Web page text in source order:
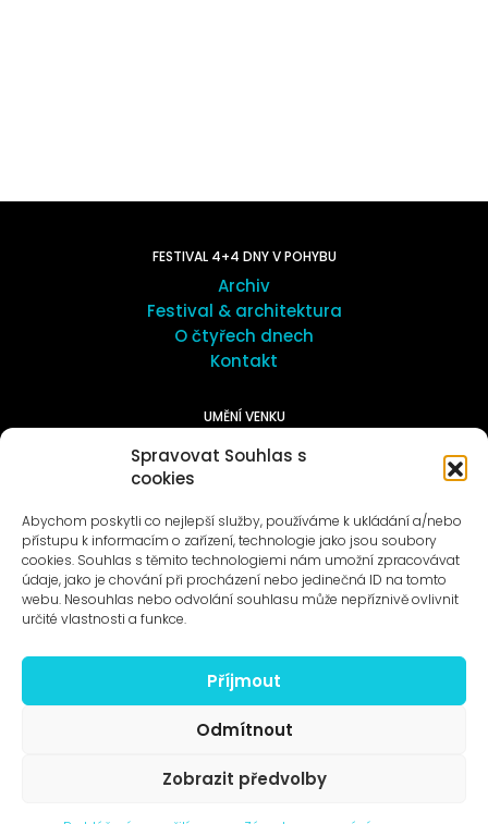
Spravovat Souhlas s
cookies
Abychom poskytli co nejlepší služby, používáme k ukládání a/nebo
přístupu k informacím o zařízení, technologie jako jsou soubory
cookies. Souhlas s těmito technologiemi nám umožní zpracovávat
údaje, jako je chování při procházení nebo jedinečná ID na tomto
webu. Nesouhlas nebo odvolání souhlasu může nepříznivě ovlivnit
určité vlastnosti a funkce.
Příjmout
Odmítnout
Zobrazit předvolby
FESTIVAL 4+4 DNY V POHYBU
Archiv
Festival & architektura
O čtyřech dnech
Kontakt
UMĚNÍ VENKU
Galerie ProLuka
O umění v Motole
Novinky na e-mail
Čtyři dny, z.s. / Four Days association